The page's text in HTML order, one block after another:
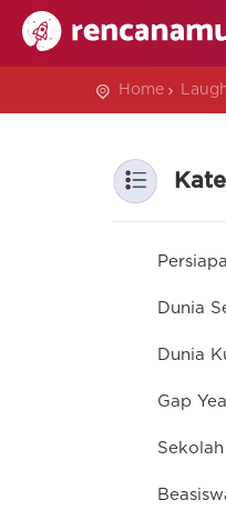
Home
Dunia
Dunia
Gap